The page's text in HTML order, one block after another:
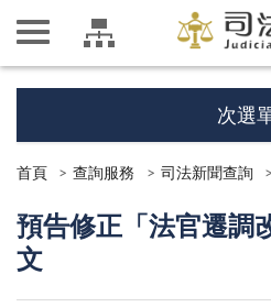
次選
首頁 查詢服務 司法新聞查詢
預告修正「法官遷調
文